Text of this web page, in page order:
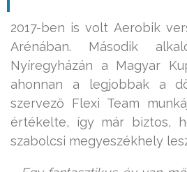
2017-ben is volt Aerobik
Arénában. Második
Nyíregyházán a Magyar
ahonnan a legjobbak a
szervező Flexi Team
értékelte, így már biztos,
szabolcsi megyeszékhely